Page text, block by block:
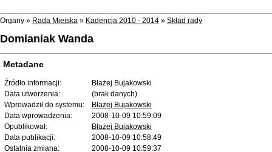
Organy » Rada Miejska » Kadencja 2010 - 2014 » Skład rady
Domianiak Wanda
Metadane
Źródło informacji:
Błażej Bujakowski
Data utworzenia:
(brak danych)
Wprowadził do systemu:
Błażej Bujakowski
Data wprowadzenia:
2008-10-09 10:59:09
Opublikował:
Błażej Bujakowski
Data publikacji:
2008-10-09 10:58:49
Ostatnia zmiana:
2008-10-09 10:59:37